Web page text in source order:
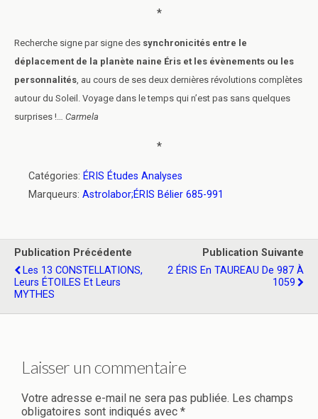
*
Recherche signe par signe des synchronicités entre le
déplacement de la planète naine Éris et les évènements ou les
personnalités, au cours de ses deux dernières révolutions complètes
autour du Soleil. Voyage dans le temps qui n’est pas sans quelques
surprises !… Carmela
*
Catégories: ÉRIS Études Analyses
Marqueurs: Astrolabor;ÉRIS Bélier 685-991
Publication Précédente
Les 13 CONSTELLATIONS,
Leurs ÉTOILES Et Leurs
MYTHES
Publication Suivante
2 ÉRIS En TAUREAU De 987 À
1059
Laisser un commentaire
Votre adresse e-mail ne sera pas publiée. Les champs
obligatoires sont indiqués avec *